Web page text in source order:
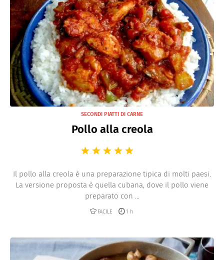
SECONDI PIATTI DI CARNE
Pollo alla creola
Il pollo alla creola è una preparazione tipica di molti paesi.
La versione proposta è quella cubana, dove il pollo viene
preparato con ...
FACILE 1 h